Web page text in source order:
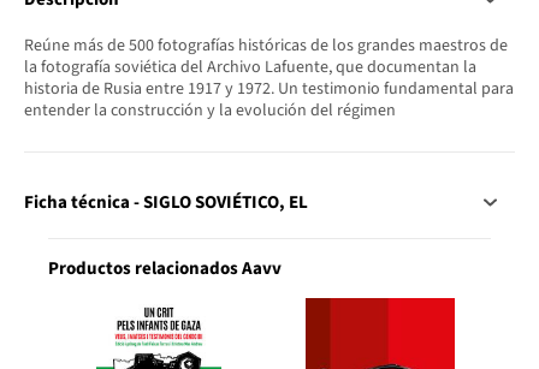
Reúne más de 500 fotografías históricas de los grandes maestros de
la fotografía soviética del Archivo Lafuente, que documentan la
historia de Rusia entre 1917 y 1972. Un testimonio fundamental para
entender la construcción y la evolución del régimen
Ficha técnica - SIGLO SOVIÉTICO, EL
Productos relacionados Aavv